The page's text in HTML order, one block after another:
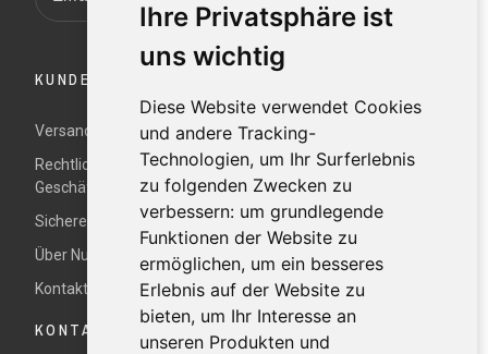
Ihre Privatsphäre ist
uns wichtig
Diese Website verwendet Cookies
und andere Tracking-
Technologien, um Ihr Surferlebnis
zu folgenden Zwecken zu
verbessern: um grundlegende
Funktionen der Website zu
ermöglichen, um ein besseres
Erlebnis auf der Website zu
bieten, um Ihr Interesse an
unseren Produkten und
KUNDENDIENST
Versand und Rücksendungen
Rechtliche Hinweise und Allgemeine
Geschäftsbedingungen
Sichere Zahlung
Über Nur
Kontaktieren Sie uns
KONTAKTDATEN